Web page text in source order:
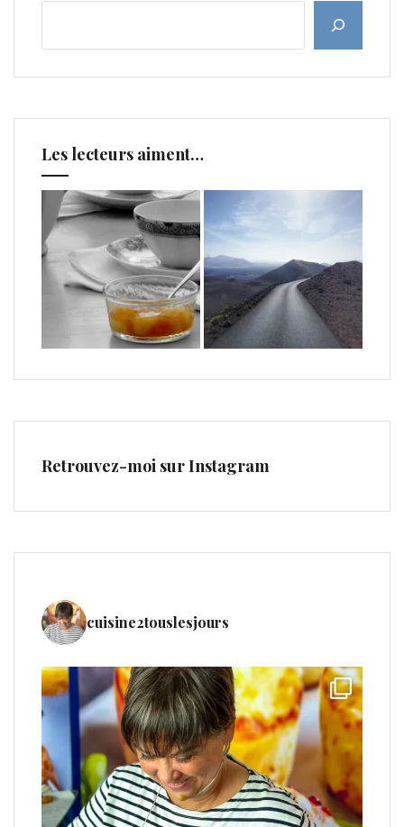
Les lecteurs aiment…
Retrouvez-moi sur Instagram
cuisine2touslesjours